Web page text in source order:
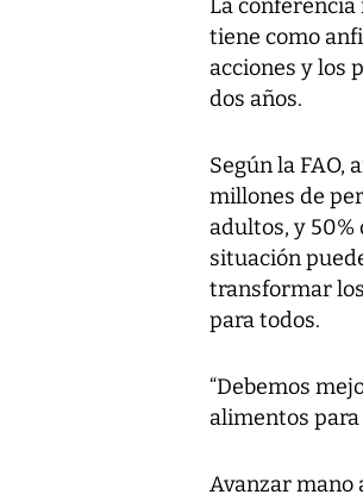
La conferencia
tiene como
acciones y los
dos años.
Según la FAO,
millones de
adultos, y 50%
situación
transformar
para todos.
“Debemos
alimentos para
Avanzar mano